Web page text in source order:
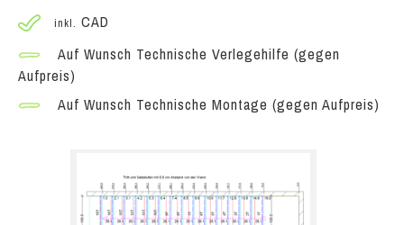
inkl. CAD
Auf Wunsch Technische Verlegehilfe (gegen
Aufpreis)
Auf Wunsch Technische Montage (gegen Aufpreis)